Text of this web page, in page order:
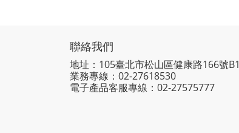
聯絡我們
地址：105臺北市松山區健康路166號B1
業務專線： 02-27618530
電子產品客服專線：02-27575777